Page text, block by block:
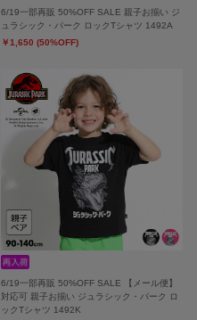
6/19一部再販 50%OFF SALE 親子お揃い ジ
ュラシック・パーク ロックTシャツ 1492A
￥1,650 (50%OFF)
6/19一部再販 50%OFF SALE 【メール便】
対応可 親子お揃い ジュラシック・パーク ロ
ックTシャツ 1492K